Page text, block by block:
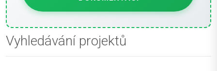
Vyhledávání projektů